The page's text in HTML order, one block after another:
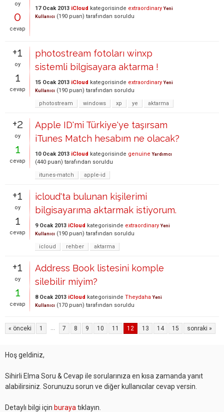
oy
0
cevap
17 Ocak 2013 iCloud kategorisinde extraordinary Yeni
Kullanıcı (190 puan) tarafından soruldu
+1
oy
1
cevap
photostream fotoları winxp
sistemli bilgisayara aktarma !
15 Ocak 2013 iCloud kategorisinde extraordinary Yeni
Kullanıcı (190 puan) tarafından soruldu
photostream
windows xp ye aktarma
+2
oy
1
cevap
Apple ID'mi Türkiye'ye taşırsam
iTunes Match hesabım ne olacak?
10 Ocak 2013 iCloud kategorisinde genuine Yardımcı
(440 puan) tarafından soruldu
itunes-match
apple-id
+1
oy
1
cevap
icloud'ta bulunan kişilerimi
bilgisayarıma aktarmak istiyorum.
9 Ocak 2013 iCloud kategorisinde extraordinary Yeni
Kullanıcı (190 puan) tarafından soruldu
icloud
rehber aktarma
+1
oy
1
cevap
Address Book listesini komple
silebilir miyim?
8 Ocak 2013 iCloud kategorisinde Theydaha Yeni
Kullanıcı (170 puan) tarafından soruldu
« önceki 1 ... 7 8 9 10 11 12 13 14 15 sonraki »
Hoş geldiniz,
Sihirli Elma Soru & Cevap ile sorularınıza en kısa zamanda yanıt
alabilirsiniz. Sorunuzu sorun ve diğer kullanıcılar cevap versin.
Detaylı bilgi için buraya tıklayın.